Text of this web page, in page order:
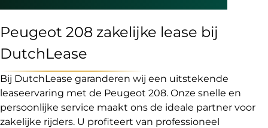
Peugeot 208 zakelijke lease bij
DutchLease
Bij DutchLease garanderen wij een uitstekende
leaseervaring met de Peugeot 208. Onze snelle en
persoonlijke service maakt ons de ideale partner voor
zakelijke rijders. U profiteert van professioneel